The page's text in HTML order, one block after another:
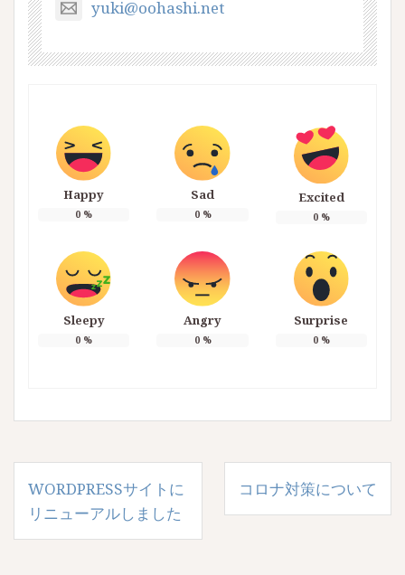
yuki@oohashi.net
Happy
0 %
Sad
0%
Excited
0%
Sleepy
0 %
Angry
0%
Surprise
0%
投
稿
ナ
WORDPRESSサイトに
リニューアルしました
コロナ対策について